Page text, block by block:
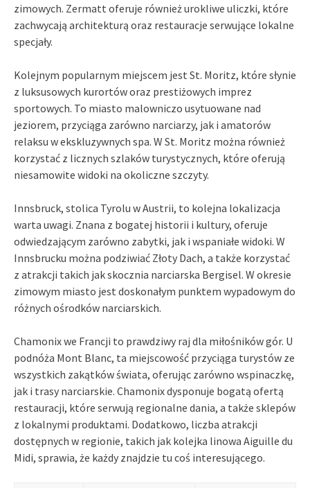
zimowych. Zermatt oferuje również urokliwe uliczki, które
zachwycają architekturą oraz restauracje serwujące lokalne
specjały.
Kolejnym popularnym miejscem jest St. Moritz, które słynie
z luksusowych kurortów oraz prestiżowych imprez
sportowych. To miasto malowniczo usytuowane nad
jeziorem, przyciąga zarówno narciarzy, jak i amatorów
relaksu w ekskluzywnych spa. W St. Moritz można również
korzystać z licznych szlaków turystycznych, które oferują
niesamowite widoki na okoliczne szczyty.
Innsbruck, stolica Tyrolu w Austrii, to kolejna lokalizacja
warta uwagi. Znana z bogatej historii i kultury, oferuje
odwiedzającym zarówno zabytki, jak i wspaniałe widoki. W
Innsbrucku można podziwiać Złoty Dach, a także korzystać
z atrakcji takich jak skocznia narciarska Bergisel. W okresie
zimowym miasto jest doskonałym punktem wypadowym do
różnych ośrodków narciarskich.
Chamonix we Francji to prawdziwy raj dla miłośników gór. U
podnóża Mont Blanc, ta miejscowość przyciąga turystów ze
wszystkich zakątków świata, oferując zarówno wspinaczkę,
jak i trasy narciarskie. Chamonix dysponuje bogatą ofertą
restauracji, które serwują regionalne dania, a także sklepów
z lokalnymi produktami. Dodatkowo, liczba atrakcji
dostępnych w regionie, takich jak kolejka linowa Aiguille du
Midi, sprawia, że każdy znajdzie tu coś interesującego.